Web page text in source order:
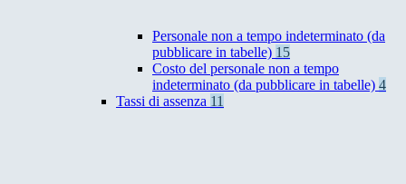
Personale non a tempo indeterminato (da
pubblicare in tabelle) 15
Costo del personale non a tempo
indeterminato (da pubblicare in tabelle) 4
Tassi di assenza 11